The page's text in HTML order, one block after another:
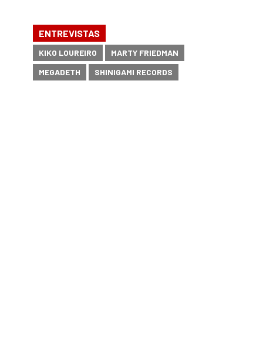
ENTREVISTAS
KIKO LOUREIRO
MARTY FRIEDMAN
MEGADETH
SHINIGAMI RECORDS